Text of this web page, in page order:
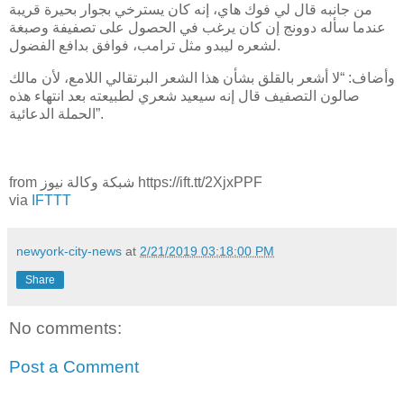
من جانبه قال لي فوك هاي، إنه كان يسترخي بجوار بحيرة قريبة
عندما سأله دوونج إن كان يرغب في الحصول على تصفيفة وصبغة
لشعره ليبدو مثل ترامب، فوافق بدافع الفضول.
وأضاف: “لا أشعر بالقلق بشأن هذا الشعر البرتقالي اللامع، لأن مالك
صالون التصفيف قال إنه سيعيد شعري لطبيعته بعد انتهاء هذه
الحملة الدعائية”.
from شبكة وكالة نيوز https://ift.tt/2XjxPPF
via
IFTTT
newyork-city-news at 2/21/2019 03:18:00 PM
Share
No comments:
Post a Comment